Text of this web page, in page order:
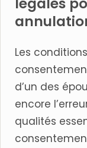
Les
d’un des
encore
qualités